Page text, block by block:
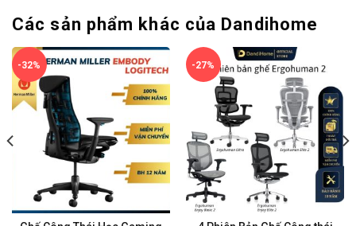
Các sản phẩm khác của Dandihome
-32% -27%